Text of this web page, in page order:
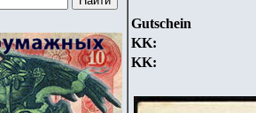
Gutschein
KK:
KK: